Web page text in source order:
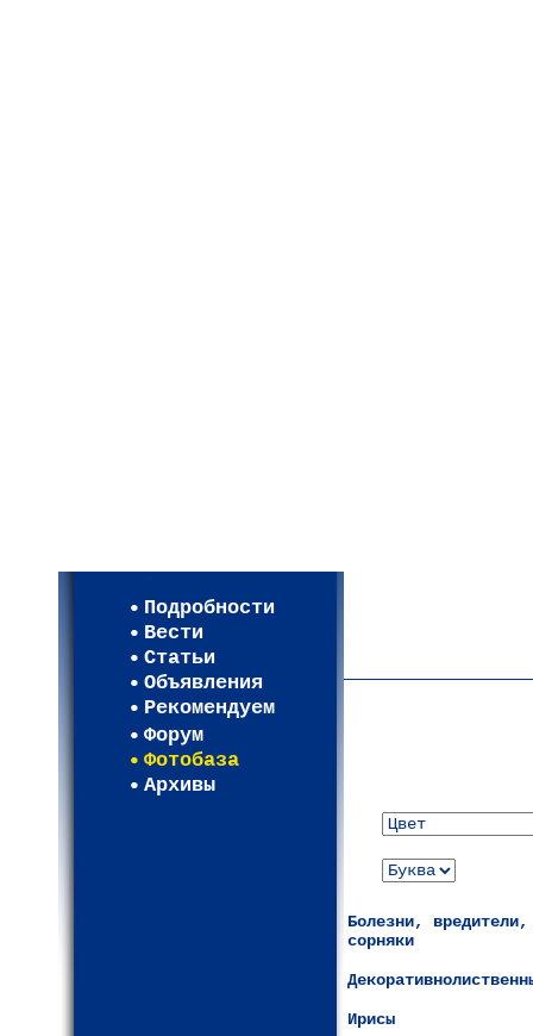
Подробности
Вести
Статьи
Объявления
Рекомендуем
Форум
Фотобаза
Архивы
Болезни, вредители,
сорняки
Ирисы